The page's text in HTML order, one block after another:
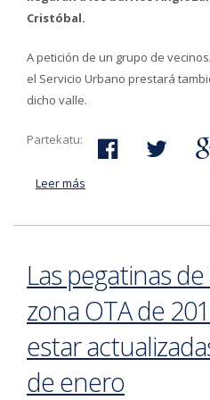
Cristóbal.
A petición de un grupo de
el Servicio Urbano prestará
dicho valle.
Partekatu:
Leer más
Las pegatinas
zona OTA de
estar
de enero